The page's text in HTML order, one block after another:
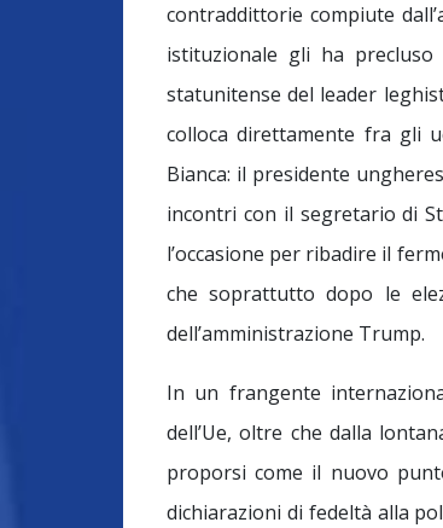
contraddittorie compiute
istituzionale gli ha
statunitense del leader
colloca direttamente fra gli
Bianca: il presidente
incontri con il segretario di
l’occasione per ribadire il
che soprattutto dopo le
dell’amministrazione Trump.
In un frangente
dell’Ue, oltre che dalla
proporsi come il nuovo
dichiarazioni di fedeltà alla